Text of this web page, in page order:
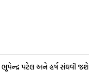
ભૂપેન્દ્ર પટેલ અને હર્ષ સંઘવી જશે